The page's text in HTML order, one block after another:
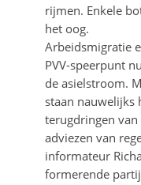
rijmen. Enkele
het oog.
Arbeidsmigratie
PVV-speerpunt
de asielstroom.
staan nauwelijks
terugdringen
adviezen van
informateur
formerende